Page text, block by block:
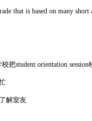
that is based on many short
student orientation session
解室友